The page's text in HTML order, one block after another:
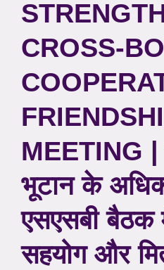
CROSS-
MEETING |
भूटान के
एसएसबी बैठक
सहयोग और